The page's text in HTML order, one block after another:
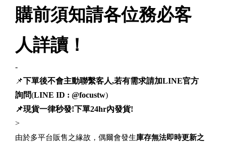
購前須知請各位務必客
人詳讀！
-
📌下單後不會主動聯繫客人,若有需求請加LINE官方
詢問(LINE ID : @focustw)
📌現貨一律秒發!下單24hr內發貨!
>
由於多平台販售之緣故，偶爾會發生庫存無法即時更新之